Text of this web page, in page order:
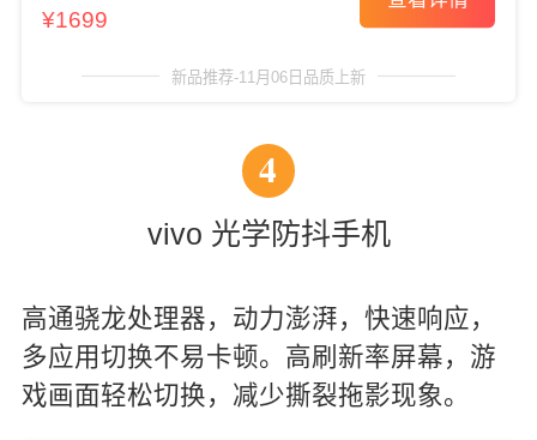
¥1699
新品推荐-11月06日品质上新
4
vivo 光学防抖手机
高通骁龙处理器，动力澎湃，快速响应，
多应用切换不易卡顿。高刷新率屏幕，游
戏画面轻松切换，减少撕裂拖影现象。